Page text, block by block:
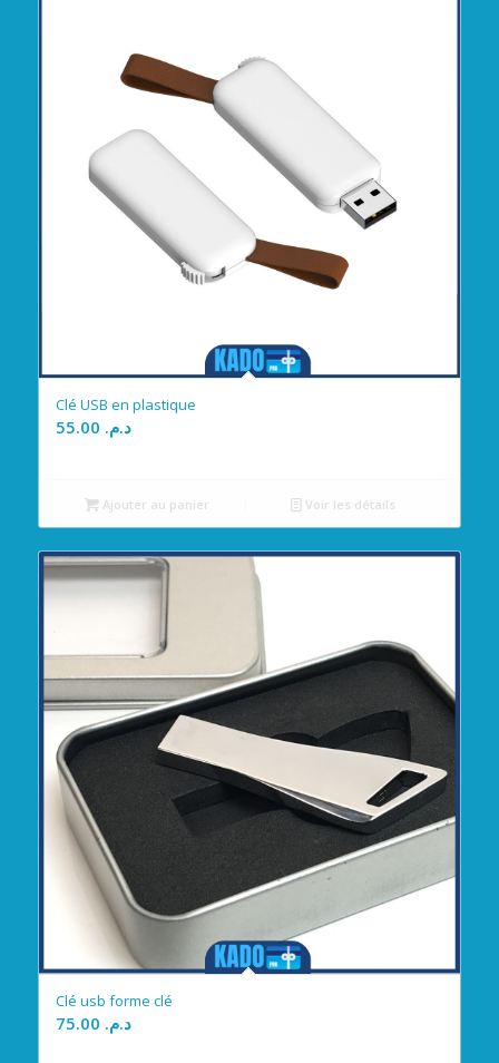
Clé USB en plastique
د.م.
Ajouter au panier Voir les détails
Clé usb forme clé
د.م.